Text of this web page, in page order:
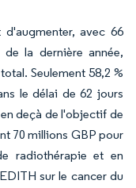
avec 66
la dernière année,
Seulement 58,2 %
le délai de 62 jours
deçà de l'objectif de
70 millions GBP pour
radiothérapie et en
sur le cancer du